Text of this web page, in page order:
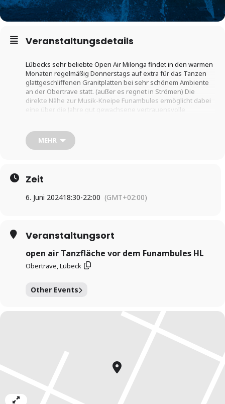
Veranstaltungsdetails
Lübecks sehr beliebte Open Air Milonga findet in den warmen
Monaten regelmäßig Donnerstags auf extra für das Tanzen
glattgeschliffenen Granitplatten bei sehr schönem Ambiente
an der Obertrave statt. (außer es regnet in Strömen) Die
direkte Nähe zur Musik-Kneipe Funambules ermöglicht dabei
eine über die Jahre gut gewachsene vertrauensvolle
Die DJs wechseln. Aufgelegt wird das gesamte Spektrum
überwiegend keine Cortinas gespielt.
Martin Polzer ist einer der Haupt-DJs 0173 – 531 60 41
MEHR
Zeit
6. Juni 202418:30-22:00 (GMT+02:00)
Veranstaltungsort
open air Tanzfläche vor dem Funambules HL
Obertrave, Lübeck
Other Events